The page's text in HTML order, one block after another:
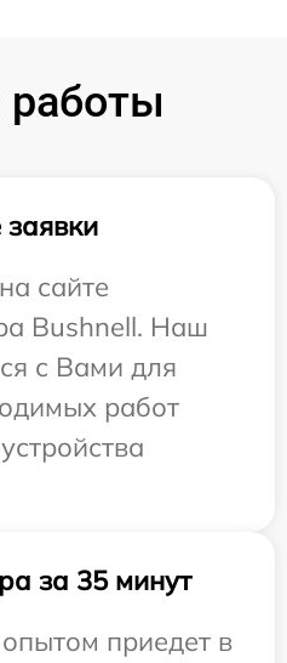
сайте
Bushnell. Наш
с Вами для
работ
за 35 минут
приедет в